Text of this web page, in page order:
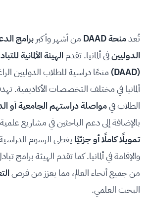
تُعدمنحة DAAD من أشهر وأكبر برامج
الدوليينفي ألمانيا. تقدم الهيئة الألمانية
(DAAD)
منحًا دراسية للطلاب الدوليين
ألمانيا في مختلف التخصصات الأكاديمية.
الطلاب فيمواصلة دراستهم الجامعية أو
بالإضافة إلى دعم الباحثين في مشاريع
تمويلًا كاملًا أو جزئيًا يغطي الرسوم
والإقامة في ألمانيا. كما تقدم الهيئة برامج
من جميع أنحاء العالم، مما يعزز من فرص
البحث العلمي.